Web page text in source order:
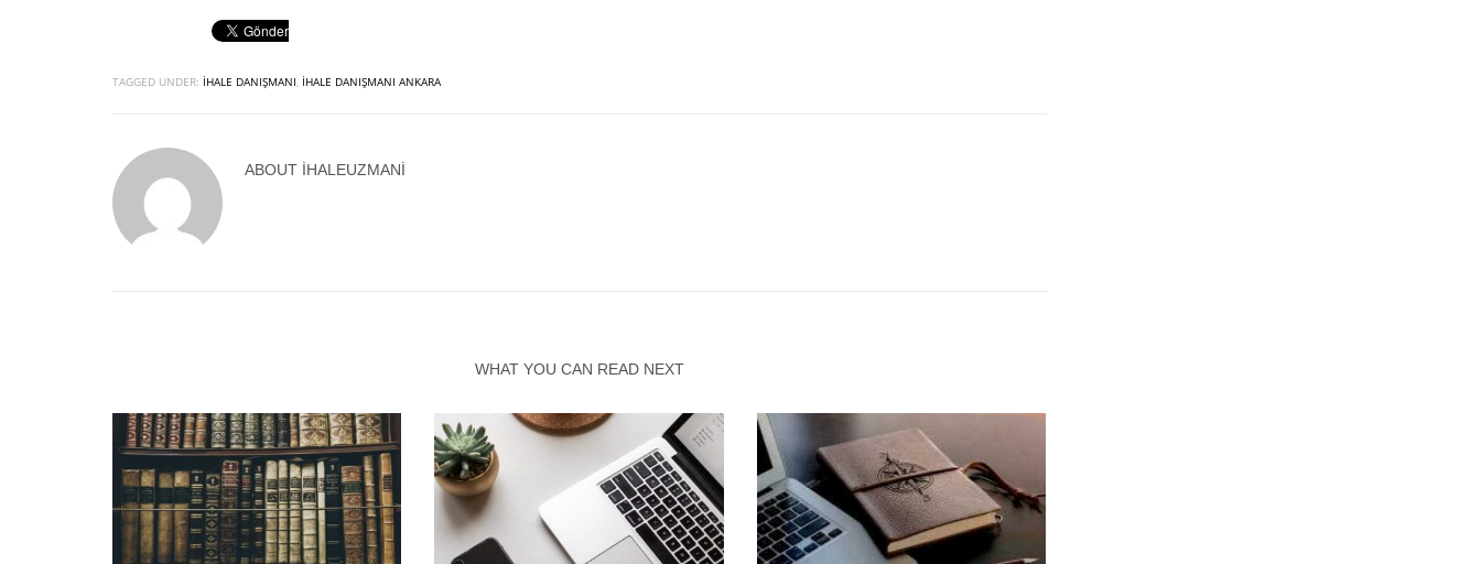
TAGGED UNDER: İHALE DANIŞMANI, İHALE DANIŞMANI ANKARA
ABOUT IHALEUZMANI
WHAT YOU CAN READ NEXT